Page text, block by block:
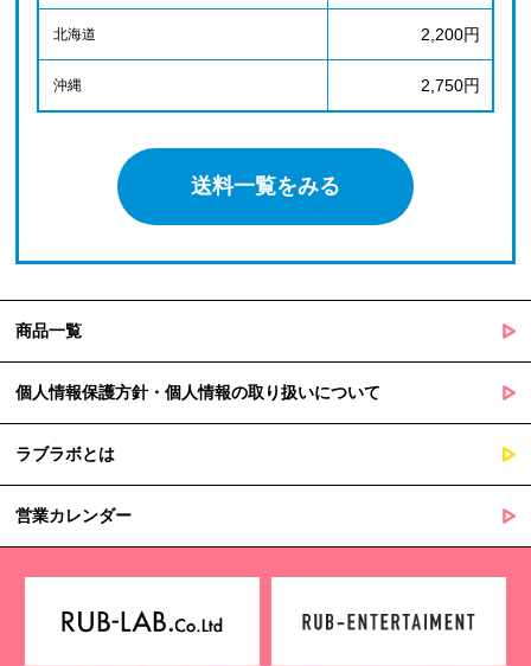
北海道 2,200円
沖縄 2,750円
送料一覧をみる
商品一覧
個人情報保護方針・個人情報の取り扱いについて
ラブラボとは
営業カレンダー